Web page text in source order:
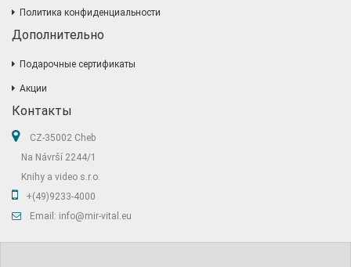
Политика конфиденциальности
Дополнительно
Подарочные сертификаты
Акции
Контакты
CZ-35002 Cheb
Na Návrší 2244/1
Knihy a video s.r.o.
+(49)9233-4000
Email: info@mir-vital.eu